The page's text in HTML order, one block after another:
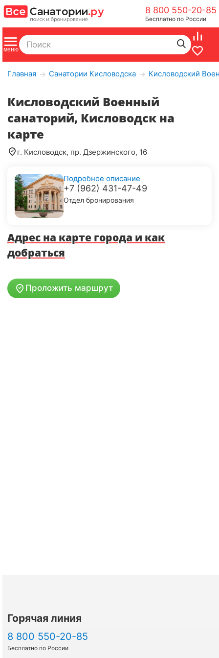
8 800 550-20-85
Бесплатно по России
Главная → Санатории Кисловодска → Кисловодский
Кисловодский Военный
санаторий, Кисловодск на
карте
г. Кисловодск, пр. Дзержинского, 16
Подробное описание
+7 (962) 431-47-49
Отдел бронирования
Адрес на карте города и как
добраться
Проложить маршрут
Горячая линия
8 800 550-20-85
Бесплатно по России